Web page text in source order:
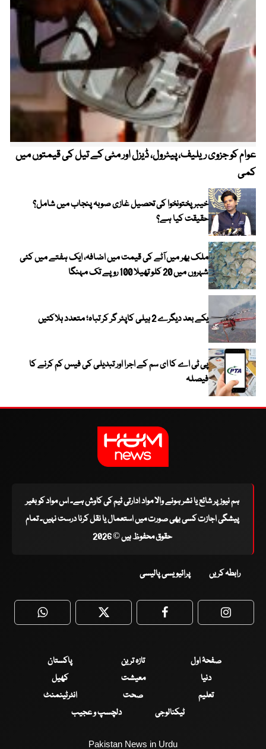
عوام کو جزوی ریلیف، پیٹرول، ڈیزل اور مٹی کے تیل کی قیمتوں میں
کمی
خیبر پختونخوا کی تحصیل غازی صوبہ پنجاب میں شامل؟
حقیقت کیا ہے؟
ملک بھر میں آٹے کی قیمت میں اضافہ، ایک ہفتے میں کئی
شہروں میں 20 کلو تھیلا 100 روپے تک مہنگا
یکے بعد دیگرے 2 ہیلی کاپٹر گر کر تباہ؛ متعدد ہلاکتیں
پی ٹی اے کا ای سم کے اجرا اور تبدیلی کی فیس کم کرنے کا
فیصلہ
ہم نیوز پر شائع یا نشر ہونے والا مواد ادارتی ٹیم کی کاوش ہے۔ اس مواد کو بغیر
پیشگی اجازت کسی بھی صورت میں استعمال یا نقل کرنا درست نہیں۔ تمام
حقوق محفوظ ہیں © 2026
رابطہ کریں پرائیویسی پالیسی
WhatsApp Twitter Facebook
صفحۂ اول تازہ ترین
پاکستان
دنیا
معیشت
کھیل
تعلیم
صحت
انٹرٹینمنٹ
ٹیکنالوجی
دلچسپ و عجیب
Pakistan News in Urdu